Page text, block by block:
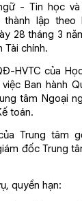
- Tin học và
lập theo
28 tháng 3
Tài chính.
HVTC của
Ban hành
tâm Ngoại
toán.
Trung tâm
đốc Trung
quyền hạn: